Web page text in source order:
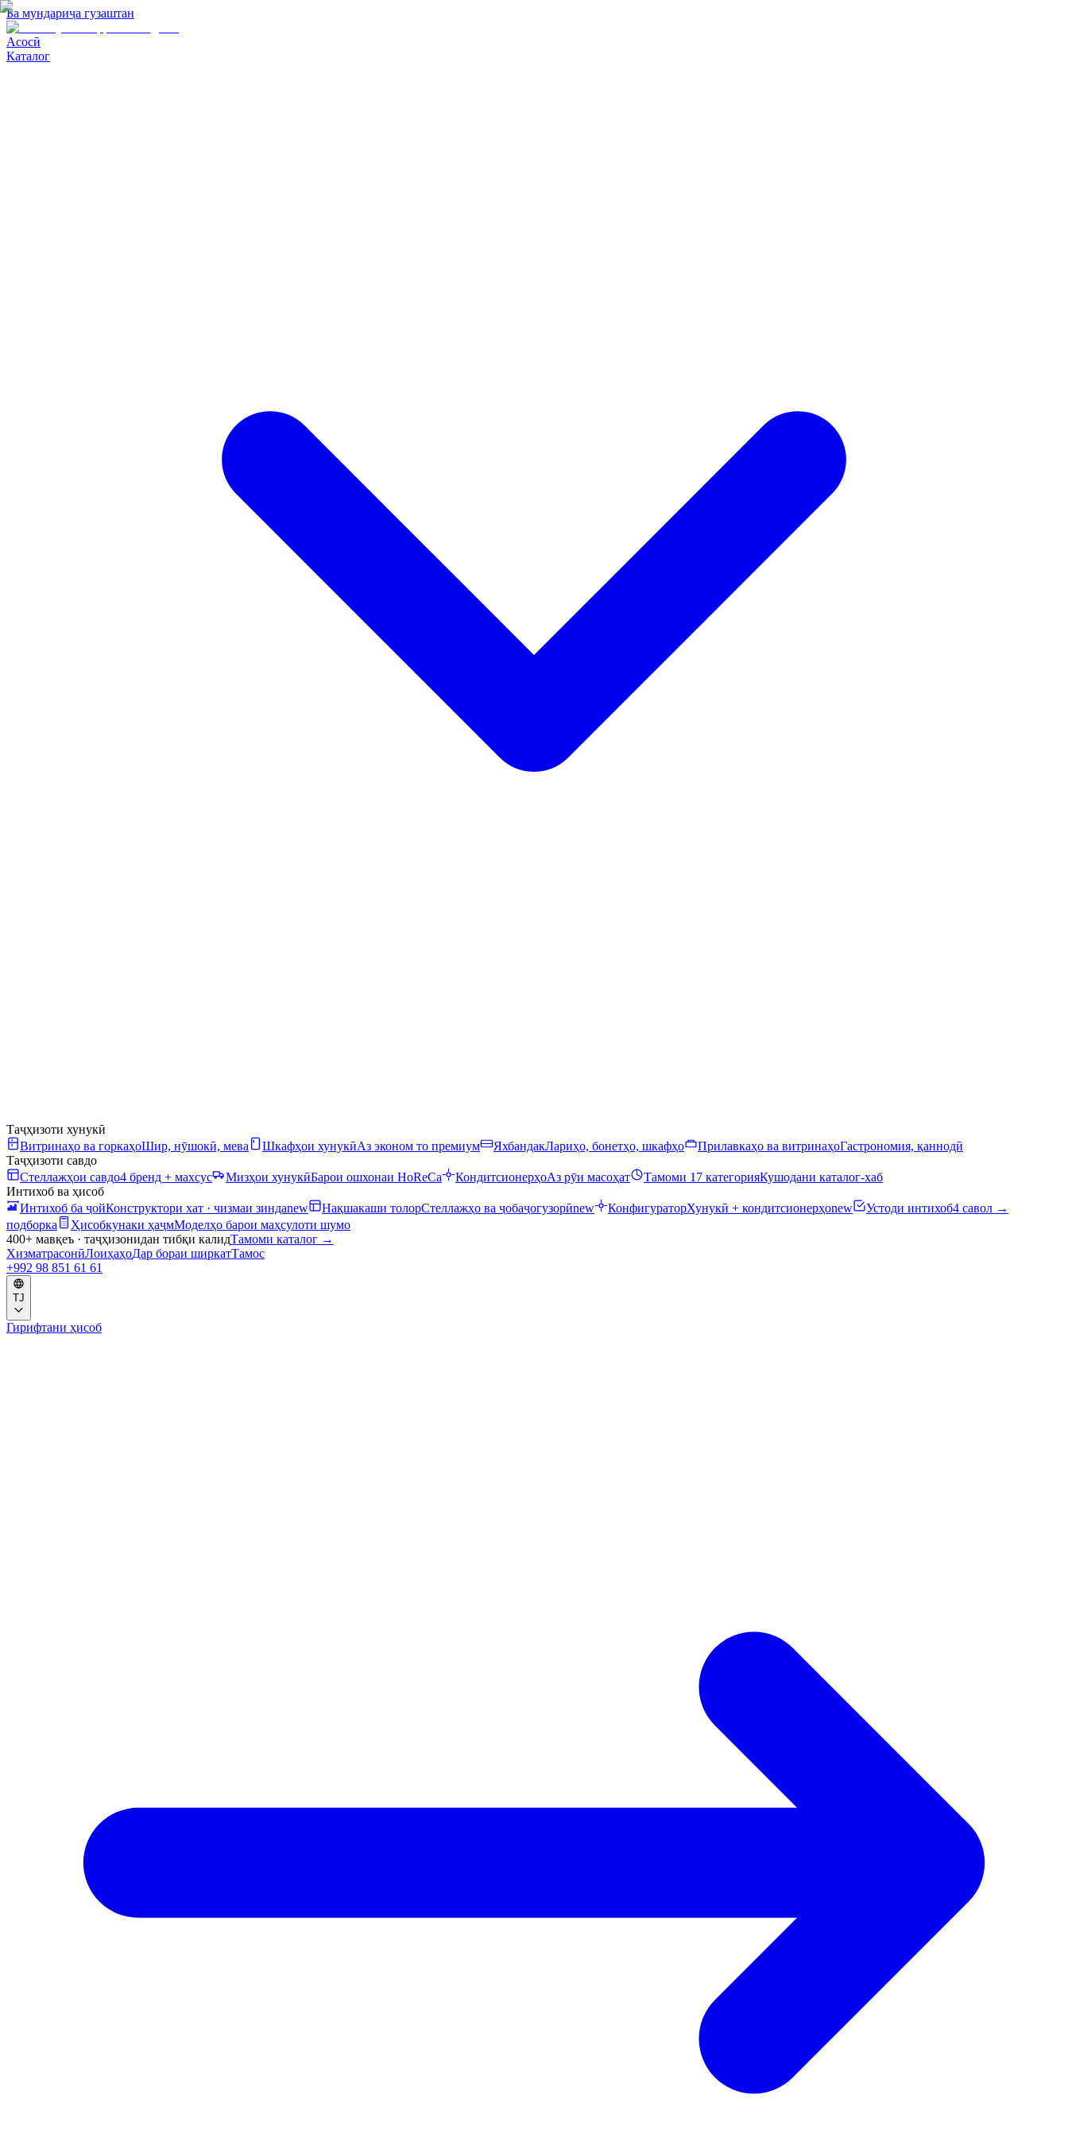
Ба мундариҷа гузаштан
Асосӣ
Каталог
Таҷҳизоти хунукӣ
Витринаҳо ва горкаҳоШир, нӯшокӣ, мева Шкафҳои хунукӣАз эконом то премиум ЯхбандакЛариҳо, бонетҳо, шкафҳо Прилавкаҳо ва витринаҳоГастрономия, қаннодӣ
Таҷҳизоти савдо
Стеллажҳои савдо4 бренд + махсус Мизҳои хунукӣБарои ошхонаи HoReCa КондитсионерҳоАз рӯи масоҳат Тамоми 17 категорияКушодани каталог-хаб
Интихоб ва ҳисоб
Интихоб ба ҷойКонструктори хат · чизмаи зиндаnew Нақшакаши толорСтеллажҳо ва ҷобаҷогузорӣnew КонфигураторХунукӣ + кондитсионерҳоnew Устоди интихоб4 савол →
подборка
Ҳисобкунаки ҳаҷмМоделҳо барои маҳсулоти шумо
400+ мавқеъ · таҷҳизонидан тибқи калидТамоми каталог →
ХизматрасонӣЛоиҳаҳоДар бораи ширкатТамос
+992 98 851 61 61
TJ
Гирифтани ҳисоб